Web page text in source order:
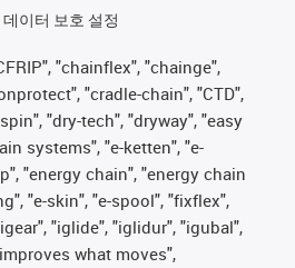
데이터 보호 설정
"chainflex", "chainge",
"cradle-chain", "CTD",
"dry-tech", "dryway", "easy
systems", "e-ketten", "e-
"energy chain", "energy chain
"e-skin", "e-spool", "fixflex",
"iglide", "iglidur", "igubal",
what moves",